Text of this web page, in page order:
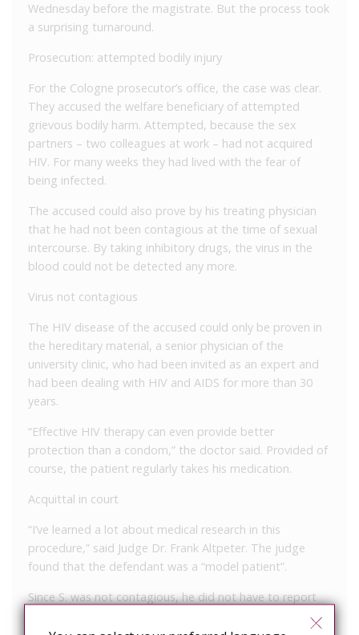
Wednesday before the magistrate. But the process took
a surprising turnaround.
Prosecution: attempted bodily injury
For the Cologne prosecutor’s office, the case was clear.
They accused the welfare beneficiary of attempted
grievous bodily harm. Attempted, because the sex
partners – two colleagues at work – had not acquired
HIV. For many weeks they had lived with the fear of
being infected.
The accused could also prove by his treating physician
that he had not been contagious at the time of sexual
intercourse. By taking inhibitory drugs, the virus in the
blood could not be detected any more.
Virus not contagious
The HIV disease of the accused could only be proven in
the hereditary material, a senior physician of the
university clinic, who had been invited as an expert and
had been dealing with HIV and AIDS for more than 30
years.
“Effective HIV therapy can even provide better
protection than a condom,” the doctor said. Provided of
course, the patient regularly takes his medication.
Acquittal in court
“I’ve learned a lot about medical research in this
procedure,” said Judge Dr. Frank Altpeter. The judge
found that the defendant was a “model patient”.
Since S. was not contagious, he did not have to report